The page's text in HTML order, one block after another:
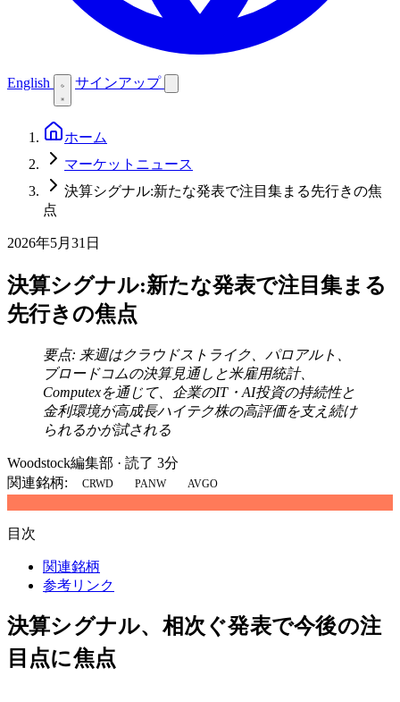
English サインアップ
ホーム
マーケットニュース
決算シグナル:新たな発表で注目集まる先行きの焦
点
2026年5月31日
決算シグナル:新たな発表で注目集まる
先行きの焦点
要点: 来週はクラウドストライク、パロアルト、
ブロードコムの決算見通しと米雇用統計、
Computexを通じて、企業のIT・AI投資の持続性と
金利環境が高成長ハイテク株の高評価を支え続け
られるかが試される
Woodstock編集部 · 読了 3分
関連銘柄:
CRWD PANW AVGO
目次
関連銘柄
参考リンク
決算シグナル、相次ぐ発表で今後の注
目点に焦点